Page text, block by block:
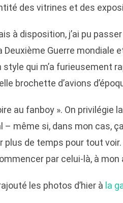
des vitrines et des
à disposition, j’ai pu
Deuxième Guerre mondiale
style qui m’a furieusement
brochette d’avions
au fanboy ». On privilégie
– même si, dans mon cas,
de temps pour tout voir.
par celui-là, à mon
les photos d’hier à la